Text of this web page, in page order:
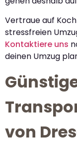
Vertraue auf
stressfreien
Kontaktiere uns
deinen Umzug
von